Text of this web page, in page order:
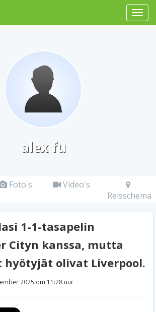
alex fu
Foto's
Video's
Reisschema
1-1-tasapelin
Cityn kanssa, mutta
hyötyjät olivat Liverpool.
2025 om 11:28 uur